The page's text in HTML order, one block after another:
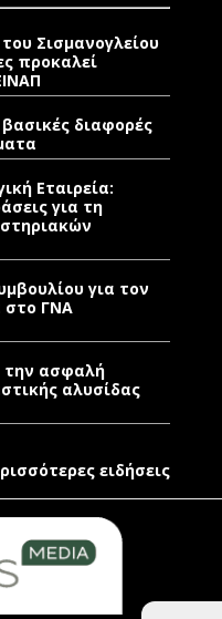
Σισμανογλείου
προκαλεί
βασικές διαφορές
Εταιρεία:
για τη
για τον
στο ΓΝΑ
την ασφαλή
αλυσίδας
ειδήσεις